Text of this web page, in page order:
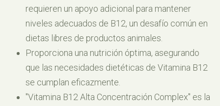
requieren un apoyo adicional para mantener
niveles adecuados de B12, un desafío común en
dietas libres de productos animales.
Proporciona una nutrición óptima, asegurando
que las necesidades dietéticas de Vitamina B12
se cumplan eficazmente.
"Vitamina B12 Alta Concentración Complex" es la